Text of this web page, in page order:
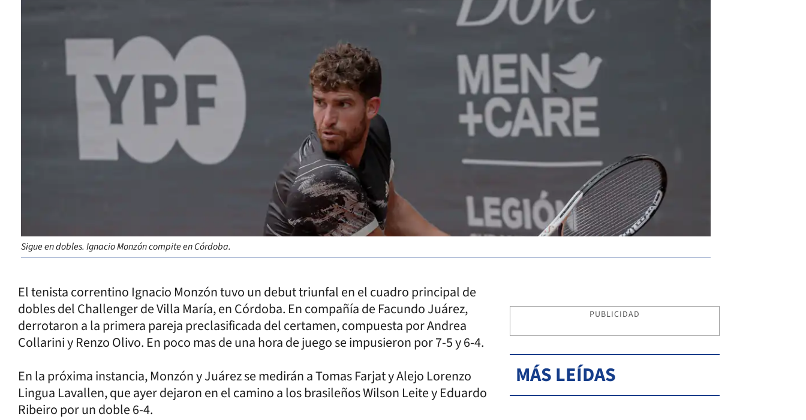
Sigue en dobles. Ignacio Monzón compite en Córdoba.
El tenista correntino Ignacio Monzón tuvo un debut triunfal en el cuadro principal de
dobles del Challenger de Villa María, en Córdoba. En compañía de Facundo Juárez,
derrotaron a la primera pareja preclasificada del certamen, compuesta por Andrea
Collarini y Renzo Olivo. En poco mas de una hora de juego se impusieron por 7-5 y 6-4.
En la próxima instancia, Monzón y Juárez se medirán a Tomas Farjat y Alejo Lorenzo
Lingua Lavallen, que ayer dejaron en el camino a los brasileños Wilson Leite y Eduardo
Ribeiro por un doble 6-4.
PUBLICIDAD
MÁS LEÍDAS